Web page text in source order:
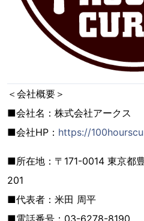
＜会社概要＞
■会社名：株式会社アークス
■会社HP： https://
■所在地：〒171-0014 東京都
201
■代表者：米田 周平